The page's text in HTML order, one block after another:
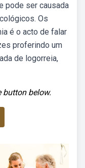
pode ser causada
Os
é o acto de falar
proferindo um
de logorreia,
button below.